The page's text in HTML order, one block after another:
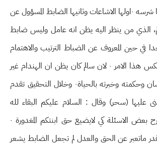
فكانوا يخوضون حربا شرسه ٠اولها الاشاعات وثانيها الضابط المسؤول عن
الذي من ينظر اليه يظن انه عامل وليس ضابط
في حين المعروف عن الضباط الترتيب والاهتمام
بانفسهم لكن سالم عكس هذا الامر ٠ لان سالم كان يظن ان الهندام غير
مهم بقدر عقل الانسان وحكمته وخبرته بالحياة٠ وخلال التحقيق تقدم
عليها (سحر) وقال : السلام عليكم البقاء لله
وعذرا سوف يتم طرح بعض الاسئلة كي لايضيع حق ابنتكم المغدورة ٠
ماتعبر عن الحق والعدل لم تجعل الضابط يشعر